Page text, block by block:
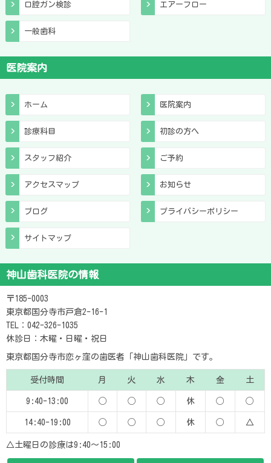
口腔ガン検診 エアーフロー
一般歯科
医院案内
ホーム 医院案内
診療科目 初診の方へ
スタッフ紹介 ご予約
アクセスマップ お知らせ
ブログ プライバシーポリシー
サイトマップ
神山歯科医院の情報
〒185-0003
東京都国分寺市戸倉2-16-1
TEL：042-326-1035
休診日：木曜・日曜・祝日
東京都国分寺市恋ヶ窪の歯医者「神山歯科医院」です。
受付時間 月 火 水 木 金 土
9:40-13:00 ◯ ◯ ◯ 休 ◯ ◯
14:40-19:00 ◯ ◯ ◯ 休 ◯ △
△土曜日の診療は9:40〜15:00